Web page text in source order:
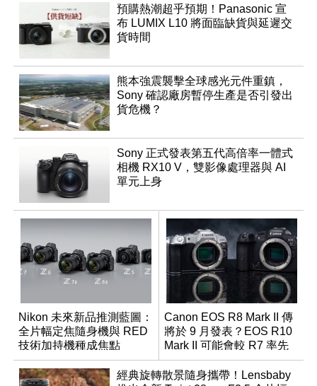
預購熱潮超乎預期！Panasonic 宣
布 LUMIX L10 將面臨缺貨與延遲交
貨時間
熊本強震襲擊全球感光元件重鎮，
Sony 確認廠房暫停生產是否引發出
貨危機？
Sony 正式發表第五代高倍率一體式
相機 RX10 V，雙影像處理器與 AI
單元上身
Nikon 未來新品推測藍圖：
全片幅定焦隨身機與 RED
技術加持機種成焦點
Canon EOS R8 Mark II 傳
將於 9 月發表？EOS R10
Mark II 可能會較 R7 率先
推出
經典旋轉散景隨身攜帶！Lensbaby